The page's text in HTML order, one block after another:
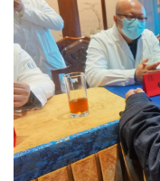
寺
院
巡
礼
视
频